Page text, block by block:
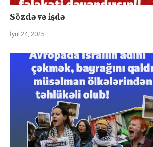
Sözdə və işdə
İyul 24, 2025